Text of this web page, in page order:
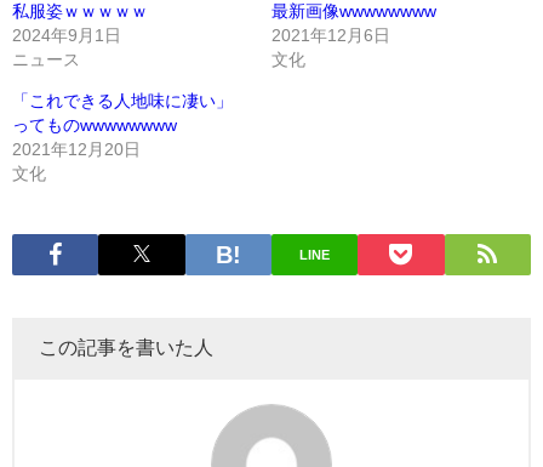
私服姿ｗｗｗｗｗ
2024年9月1日
ニュース
最新画像wwwwwwww
2021年12月6日
文化
「これできる人地味に凄い」
ってものwwwwwwww
2021年12月20日
文化
LINE
この記事を書いた人